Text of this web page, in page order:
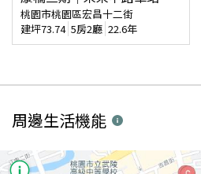
桃園市桃園區宏昌十二街
建坪73.74 5房2廳 22.6年
周邊生活機能